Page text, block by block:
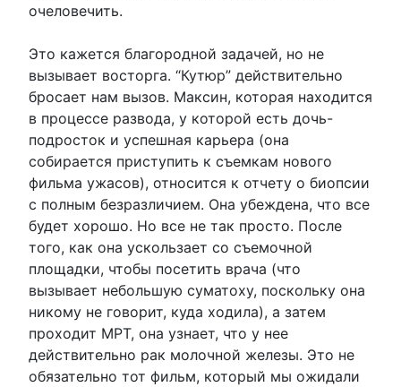
очеловечить.
Это кажется благородной задачей, но не
вызывает восторга. “Кутюр” действительно
бросает нам вызов. Максин, которая находится
в процессе развода, у которой есть дочь-
подросток и успешная карьера (она
собирается приступить к съемкам нового
фильма ужасов), относится к отчету о биопсии
с полным безразличием. Она убеждена, что все
будет хорошо. Но все не так просто. После
того, как она ускользает со съемочной
площадки, чтобы посетить врача (что
вызывает небольшую суматоху, поскольку она
никому не говорит, куда ходила), а затем
проходит МРТ, она узнает, что у нее
действительно рак молочной железы. Это не
обязательно тот фильм, который мы ожидали